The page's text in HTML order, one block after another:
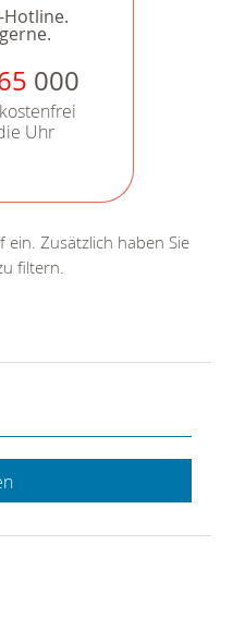
Hotline.
000
Uhr
ein. Zusätzlich haben Sie
filtern.